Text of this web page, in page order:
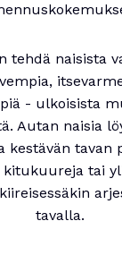
tehdä naisista
- ulkoisista
Autan naisia
kestävän tavan
tai
tavalla.